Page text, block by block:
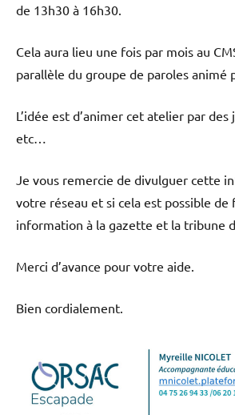
de 13h30 à 16h30.
Cela aura lieu une fois par mois au
parallèle du groupe de paroles animé
L’idée est d’animer cet atelier par
etc…
Je vous remercie de divulguer cette
votre réseau et si cela est possible de
information à la gazette et la tribune
Merci d’avance pour votre aide.
Bien cordialement.